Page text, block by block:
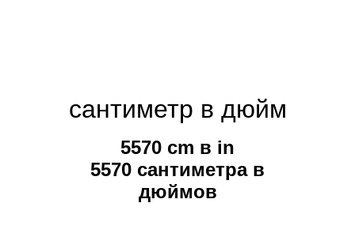
сантиметр в дюйм
5570 cm в in
5570 сантиметра в
дюймов